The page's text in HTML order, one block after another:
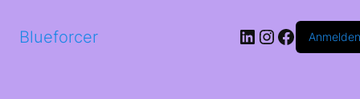
Blueforcer LinkedIn
Instagram
Anmelden